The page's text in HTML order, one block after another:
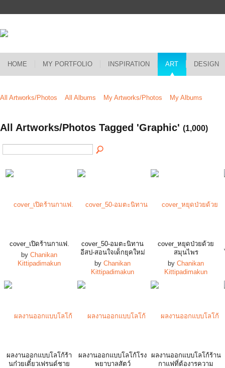
HOME MY PORTFOLIO INSPIRATION ART DESIGN
All Artworks/Photos All Albums My Artworks/Photos My Albums
All Artworks/Photos Tagged 'Graphic' (1,000)
cover_เปิดร้านกาแฟ.
by Chanikan
Kittipadimakun
cover_50-อมตะนิทาน
อีสป-สอนใจเด็กยุคใหม่
by Chanikan
Kittipadimakun
cover_หยุดป่วยด้วย
สมุนไพร
by Chanikan
Kittipadimakun
ผลงานออกแบบโลโก้ร้า
นก๋วยเตี๋ยวเฟรนด์ชาย
ผลงานออกแบบโลโก้โรง
พยาบาลสัตว์
ผลงานออกแบบโลโก้ร้าน
กาแฟที่ต้องารความ